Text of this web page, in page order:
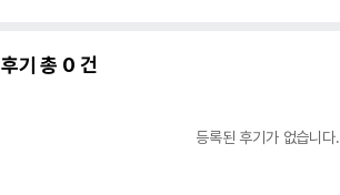
후기 총 0 건
등록된 후기가 없습니다.